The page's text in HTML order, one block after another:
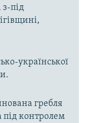
з-під
української
гребля
під контролем